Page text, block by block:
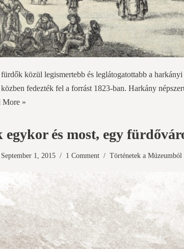
közül legismertebb és leglátogatottabb a
fedezték fel a forrást 1823-ban. Harkány
More »
egykor és most, egy
September 1, 2015 1 Comment Történetek a Múzeumból